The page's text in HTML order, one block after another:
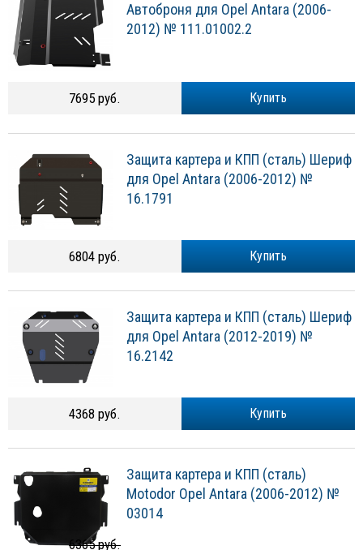
Автоброня для Opel Antara (2006-
2012) № 111.01002.2
Купить
7695 руб.
Защита картера и КПП (сталь) Шериф
для Opel Antara (2006-2012) №
16.1791
Купить
6804 руб.
Защита картера и КПП (сталь) Шериф
для Opel Antara (2012-2019) №
16.2142
Купить
4368 руб.
Защита картера и КПП (сталь)
Motodor Opel Antara (2006-2012) №
03014
6365 руб.